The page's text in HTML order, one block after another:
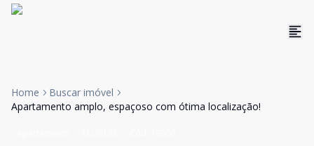
Home
Buscar imóvel
Apartamento amplo, espaçoso com ótima localização!